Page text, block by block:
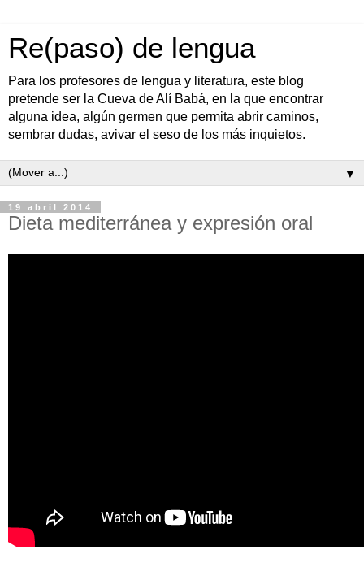
Re(paso) de lengua
Para los profesores de lengua y literatura, este blog
pretende ser la Cueva de Alí Babá, en la que encontrar
alguna idea, algún germen que permita abrir caminos,
sembrar dudas, avivar el seso de los más inquietos.
▼
19 abril 2014
Dieta mediterránea y expresión oral